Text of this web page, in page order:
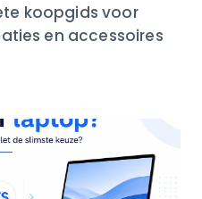
koopgids voor
en accessoires